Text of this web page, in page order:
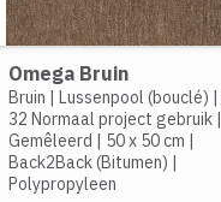
Omega Bruin
Bruin | Lussenpool (bouclé) |
32 Normaal project gebruik|
Gemêleerd | 50 x 50 cm |
Back2Back (Bitumen) |
Polypropyleen